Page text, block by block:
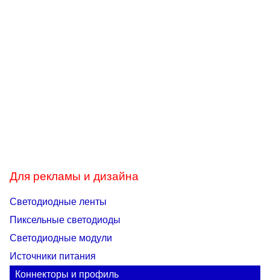
Для рекламы и дизайна
Светодиодные ленты
Пиксельные светодиоды
Светодиодные модули
Источники питания
Коннекторы и профиль